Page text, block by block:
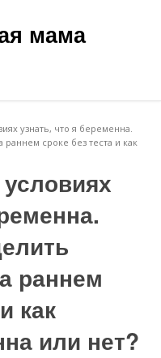
мама
узнать, что я беременна.
сроке без теста и как
раннем
как
или нет?